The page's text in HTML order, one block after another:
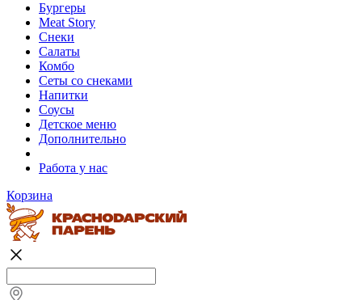
Бургеры
Meat Story
Снеки
Салаты
Комбо
Сеты со снеками
Напитки
Соусы
Детское меню
Дополнительно
Работа у нас
Корзина